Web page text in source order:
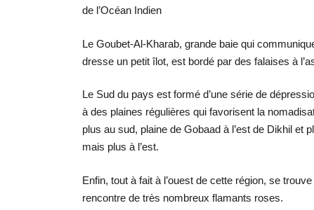
de l’Océan Indien
Le Goubet-Al-Kharab, grande baie qui
dresse un petit îlot, est bordé par des falaises à
Le Sud du pays est formé d’une série de
à des plaines régulières qui favorisent la
plus au sud, plaine de Gobaad à l’est de Dikhil et
mais plus à l’est.
Enfin, tout à fait à l’ouest de cette région, se
rencontre de très nombreux flamants roses.